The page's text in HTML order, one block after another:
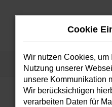
Zum
Startseite
Cookie
Wir nutzen Cookies,
Nutzung unserer
unsere Kommunikation
Wir berücksichtigen
verarbeiten Daten für